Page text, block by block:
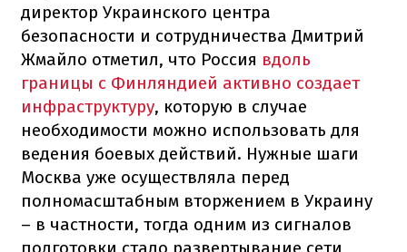
директор Украинского центра
безопасности и сотрудничества Дмитрий
Жмайло отметил, что Россия вдоль
границы с Финляндией активно создает
инфраструктуру, которую в случае
необходимости можно использовать для
ведения боевых действий. Нужные шаги
Москва уже осуществляла перед
полномасштабным вторжением в Украину
– в частности, тогда одним из сигналов
подготовки стало развертывание сети